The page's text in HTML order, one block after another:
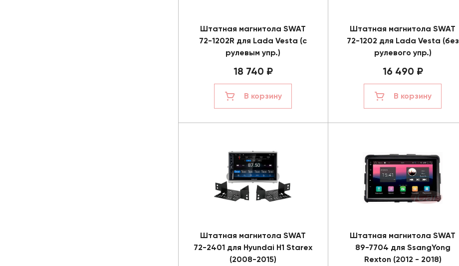
Штатная магнитола SWAT
72-1202R для Lada Vesta (с
рулевым упр.)
18 740 ₽
В корзину
Штатная магнитола SWAT
72-1202 для Lada Vesta (без
рулевого упр.)
16 490 ₽
В корзину
Штатная магнитола SWAT
72-2401 для Hyundai H1 Starex
(2008-2015)
Штатная магнитола SWAT
89-7704 для SsangYong
Rexton (2012 - 2018)